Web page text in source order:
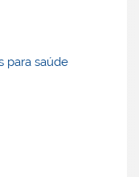
para saúde